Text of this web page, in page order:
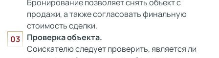
Бронирование позволяет снять объект с
продажи, а также согласовать финальную
стоимость сделки.
Проверка объекта.
Соискателю следует проверить, является ли